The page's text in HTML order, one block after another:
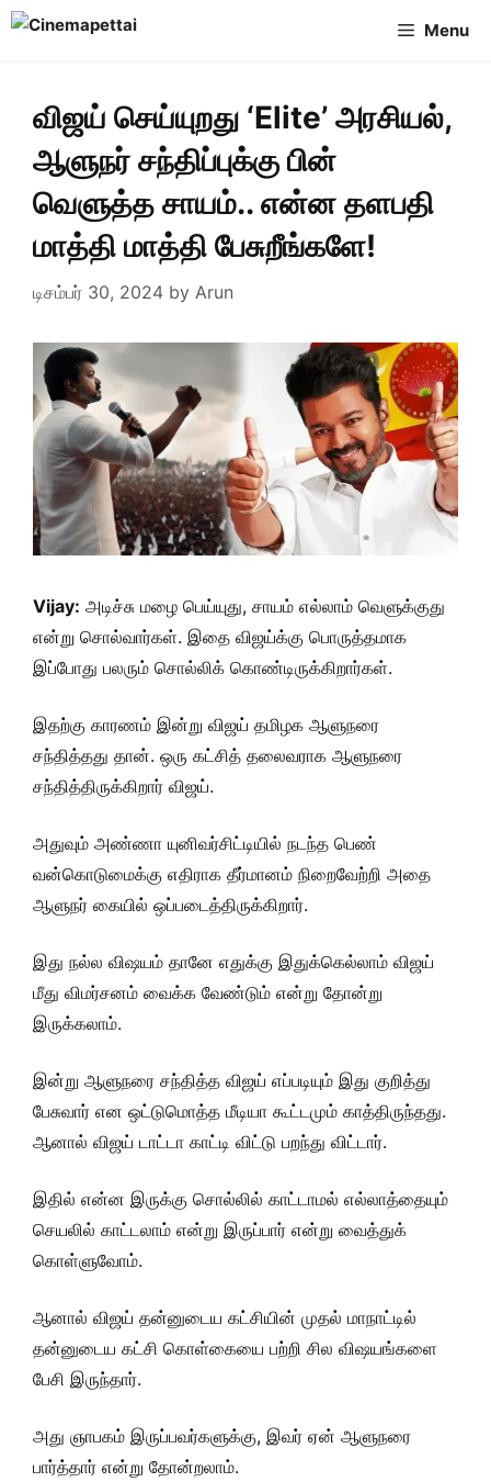
Skip
Menu
விஜய் செய்யுறது ‘Elite’ அரசியல்,
ஆளுநர் சந்திப்புக்கு பின்
வெளுத்த சாயம்.. என்ன தளபதி
மாத்தி மாத்தி பேசுறீங்களே!
டிசம்பர் 30, 2024 by Arun
Vijay: அடிச்சு மழை பெய்யுது, சாயம் எல்லாம் வெளுக்குது
என்று சொல்வார்கள். இதை விஜய்க்கு பொருத்தமாக
இப்போது பலரும் சொல்லிக் கொண்டிருக்கிறார்கள்.
இதற்கு காரணம் இன்று விஜய் தமிழக ஆளுநரை
சந்தித்தது தான். ஒரு கட்சித் தலைவராக ஆளுநரை
சந்தித்திருக்கிறார் விஜய்.
அதுவும் அண்ணா யுனிவர்சிட்டியில் நடந்த பெண்
வன்கொடுமைக்கு எதிராக தீர்மானம் நிறைவேற்றி அதை
ஆளுநர் கையில் ஒப்படைத்திருக்கிறார்.
இது நல்ல விஷயம் தானே எதுக்கு இதுக்கெல்லாம் விஜய்
மீது விமர்சனம் வைக்க வேண்டும் என்று தோன்று
இருக்கலாம்.
இன்று ஆளுநரை சந்தித்த விஜய் எப்படியும் இது குறித்து
பேசுவார் என ஒட்டுமொத்த மீடியா கூட்டமும் காத்திருந்தது.
ஆனால் விஜய் டாட்டா காட்டி விட்டு பறந்து விட்டார்.
இதில் என்ன இருக்கு சொல்லில் காட்டாமல் எல்லாத்தையும்
செயலில் காட்டலாம் என்று இருப்பார் என்று வைத்துக்
கொள்ளுவோம்.
ஆனால் விஜய் தன்னுடைய கட்சியின் முதல் மாநாட்டில்
தன்னுடைய கட்சி கொள்கையை பற்றி சில விஷயங்களை
பேசி இருந்தார்.
அது ஞாபகம் இருப்பவர்களுக்கு, இவர் ஏன் ஆளுநரை
பார்த்தார் என்று தோன்றலாம்.